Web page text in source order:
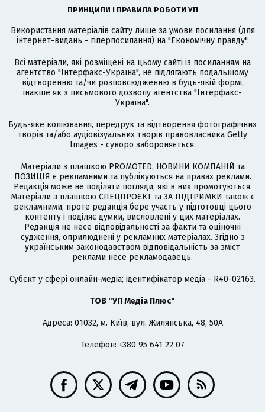
ПРИНЦИПИ І ПРАВИЛА РОБОТИ УП
Використання матеріалів сайту лише за умови посилання (для
інтернет-видань - гіперпосилання) на "Економічну правду".
Всі матеріали, які розміщені на цьому сайті із посиланням на
агентство "Інтерфакс-Україна", не підлягають подальшому
відтворенню та/чи розповсюдженню в будь-якій формі,
інакше як з письмового дозволу агентства "Інтерфакс-
Україна".
Будь-яке копіювання, передрук та відтворення фотографічних
творів та/або аудіовізуальних творів правовласника Getty
Images - суворо забороняється.
Матеріали з плашкою PROMOTED, НОВИНИ КОМПАНІЙ та
ПОЗИЦІЯ є рекламними та публікуються на правах реклами.
Редакція може не поділяти погляди, які в них промотуються.
Матеріали з плашкою СПЕЦПРОЄКТ та ЗА ПІДТРИМКИ також є
рекламними, проте редакція бере участь у підготовці цього
контенту і поділяє думки, висловлені у цих матеріалах.
Редакція не несе відповідальності за факти та оціночні
судження, оприлюднені у рекламних матеріалах. Згідно з
українським законодавством відповідальність за зміст
реклами несе рекламодавець.
Cубєкт у сфері онлайн-медіа; ідентифікатор медіа - R40-02163.
ТОВ "УП Медіа Плюс"
Адреса: 01032, м. Київ, вул. Жилянська, 48, 50А
Телефон: +380 95 641 22 07